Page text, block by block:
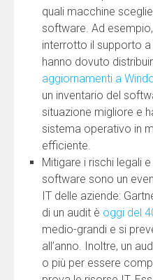
quali macchine
software. Ad
interrotto il supporto
hanno dovuto
aggiornamenti a
un inventario del
situazione migliore e
sistema operativo in
efficiente.
Mitigare i rischi legali
software sono un
IT delle aziende:
di un audit è oggi del
medio-grandi e si
all’anno. Inoltre, un
o più per essere